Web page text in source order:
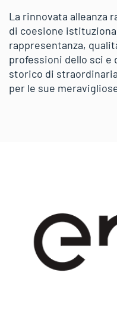
La rinnovata alleanza
di coesione
rappresentanza,
professioni dello sci e
storico di
per le sue